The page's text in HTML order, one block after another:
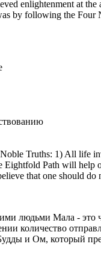
Древней Индии,
enlightenment at
by following the Four
Truths: 1) All life
Path will help
that one should
людьми Мала - это
количество
и Ом, который